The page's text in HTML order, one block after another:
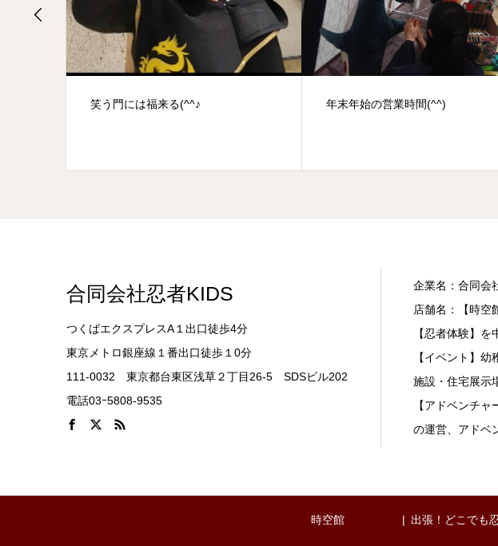
年末年始の営業時間(^^) 戦士爆誕！！！
合同会社忍者KIDS
つくばエクスプレスA１出口徒歩4分
東京メトロ銀座線１番出口徒歩１0分
111-0032 東京都台東区浅草２丁目26-5 SDSビル202
電話03ｰ5808-9535
企業名：合同会
店舗名：【時空
【忍者体験】
【イベント】
施設・住宅展示
【アドベンチ
の運営、アドベ
時空館 出張！どこでも